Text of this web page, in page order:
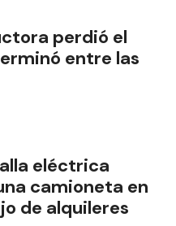
perdió el
entre las
eléctrica
camioneta en
de alquileres